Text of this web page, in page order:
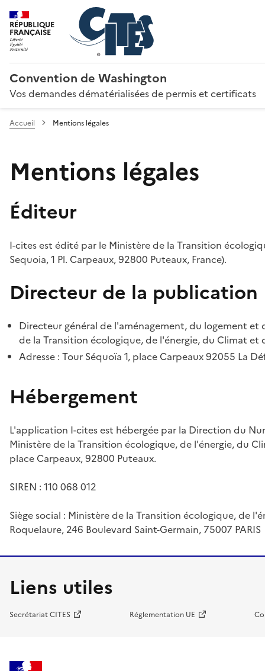
RÉPUBLIQUE
FRANÇAISE
Convention de Washington
Vos demandes dématérialisées de permis et certificats
Accueil Mentions légales
Mentions légales
Éditeur
I-cites est édité par le Ministère de la Transition
Sequoia, 1 Pl. Carpeaux, 92800 Puteaux, France).
Directeur de la publication
Directeur général de l'aménagement, du logement
de la Transition écologique, de l'énergie, du Climat et
Adresse : Tour Séquoïa 1, place Carpeaux 92055 La
Hébergement
L'application I-cites est hébergée par la Direction du
Ministère de la Transition écologique, de l'énergie, du
place Carpeaux, 92800 Puteaux.
SIREN : 110 068 012
Siège social : Ministère de la Transition écologique, de
Roquelaure, 246 Boulevard Saint-Germain, 75007 PARIS
Liens utiles
Secrétariat CITES Réglementation UE